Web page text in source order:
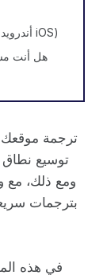
كيف تترجم موقع باستخدام أجهزة الموبايل (أندرويد و iOS)
هل أنت
ترجمة موقعك
توسيع نطاق
ومع ذلك، مع
بترجمات
في هذه